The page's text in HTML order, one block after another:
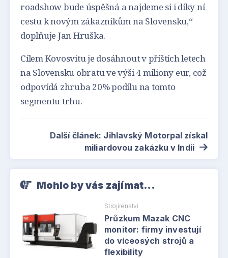
roadshow bude úspěšná a najdeme si i díky ní
cestu k novým zákazníkům na Slovensku,“
doplňuje Jan Hruška.
Cílem Kovosvitu je dosáhnout v příštích letech
na Slovensku obratu ve výši 4 miliony eur, což
odpovídá zhruba 20% podílu na tomto
segmentu trhu.
Další článek: Jihlavský Motorpal získal
miliardovou zakázku v Indii
Mohlo by vás zajímat...
Strojírenství
Průzkum Mazak CNC
monitor: firmy investují
do víceosých strojů a
flexibility